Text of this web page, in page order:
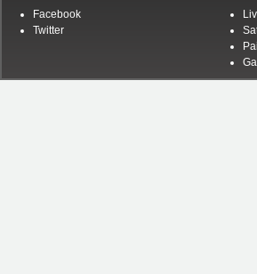
Facebook
Twitter